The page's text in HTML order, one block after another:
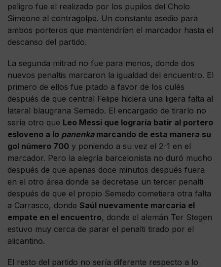
peligro fue el realizado por los pupilos del Cholo
Simeone al contragolpe. Un constante asedio para
ambos porteros que mantendrían el marcador hasta el
descanso del partido.
La segunda mitrad no fue para menos, donde dos
nuevos penaltis marcaron la igualdad del encuentro. El
primero de ellos fue pitado a favor de los culés
después de que central Felipe hiciera una ligera falta al
lateral blaugrana Semedo. El encargado de tirarlo no
sería otro que Leo Messi que lograría batir al portero
esloveno a lo panenkamarcando de esta manera su
gol número 700 y poniendo a su vez el 2-1 en el
marcador. Pero la alegría barcelonista no duró mucho
después de que apenas doce minutos después fuera
en el otro área donde se decretase un tercer penalti
después de que el propio Semedo cometiera otra falta
a Carrasco, donde Saúl nuevamente marcaría el
empate en el encuentro, donde el alemán Ter Stegen
estuvo muy cerca de parar el penalti tirado por el
alicantino.
El resto del partido no sería diferente respecto a lo